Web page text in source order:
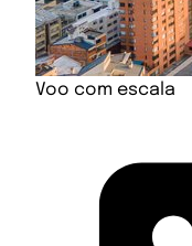
Voo com escala